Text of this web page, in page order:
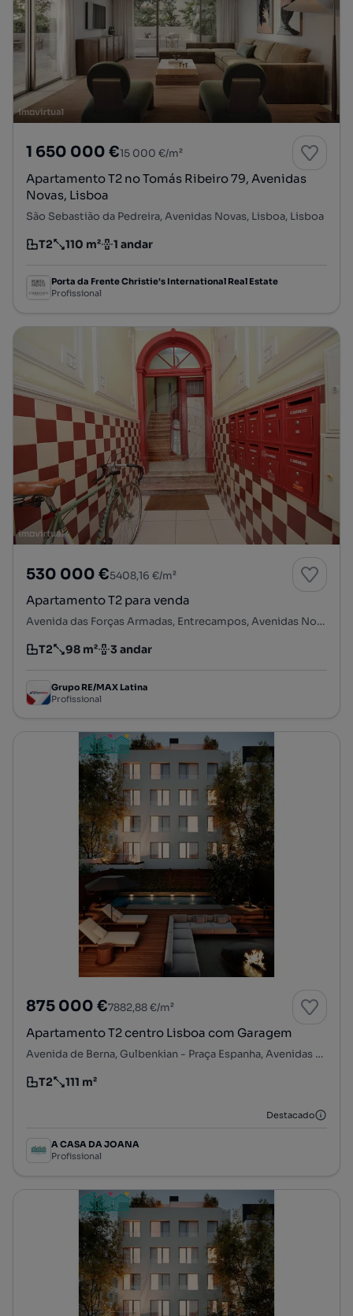
1 650 000 €15 000 €/m²
Apartamento T2 no Tomás Ribeiro 79, Avenidas
Novas, Lisboa
São Sebastião da Pedreira, Avenidas Novas, Lisboa, Lisboa
Tipologia
T2
Preço por metro quadrado
110 m²
Andar 1 andar
Porta da Frente Christie's International Real Estate
Profissional
530 000 €5408,16 €/m²
Apartamento T2 para venda
Avenida das Forças Armadas, Entrecampos, Avenidas Novas, Lisboa, Lisboa
Tipologia
T2
Preço por metro quadrado
98 m²
Andar 3 andar
Grupo RE/MAX Latina
Profissional
875 000 €7882,88 €/m²
Apartamento T2 centro Lisboa com Garagem
Avenida de Berna, Gulbenkian - Praça Espanha, Avenidas Novas, Lisboa, Lisboa
Tipologia
T2
Preço por metro quadrado
111 m²
Destacado
A CASA DA JOANA
Profissional